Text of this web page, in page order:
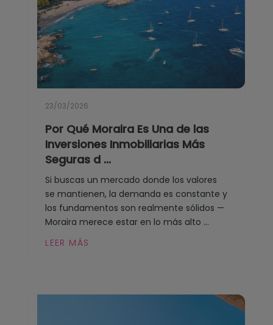
23/03/2026
Por Qué Moraira Es Una de las
Inversiones Inmobiliarias Más
Seguras d ...
Si buscas un mercado donde los valores
se mantienen, la demanda es constante y
los fundamentos son realmente sólidos —
Moraira merece estar en lo más alto ...
LEER MÁS